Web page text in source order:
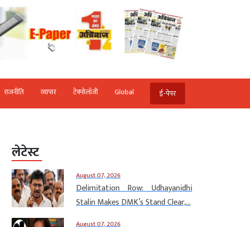
राजनीति व्‍यापार टेक्‍नोलॉजी Global ई-पेपर
लेटेस्ट
August 07, 2026
Delimitation Row: Udhayanidhi
Stalin Makes DMK’s Stand Clear,...
August 07, 2026